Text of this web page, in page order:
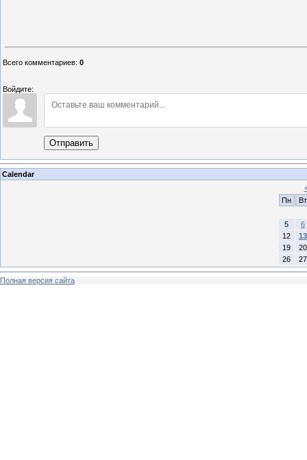
Всего комментариев: 0
Войдите:
Отправить
Calendar
Пн
Вт
5
6
12
13
19
20
26
27
Полная версия сайта